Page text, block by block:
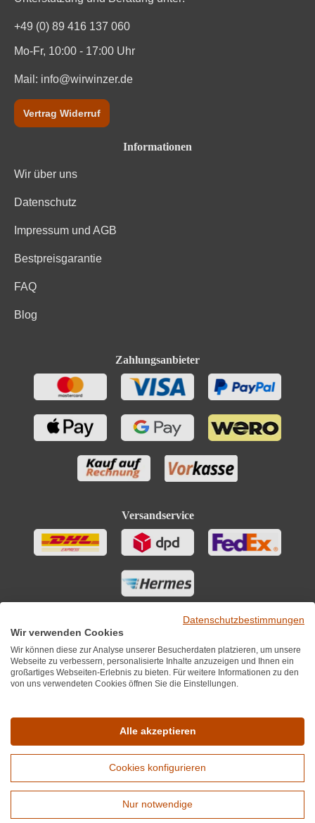
+49 (0) 89 416 137 060
Mo-Fr, 10:00 - 17:00 Uhr
Mail: info@wirwinzer.de
Vertrag Widerruf
Informationen
Wir über uns
Datenschutz
Impressum und AGB
Bestpreisgarantie
FAQ
Blog
Zahlungsanbieter
Versandservice
*Alle Preise inkl. MwST zzgl. 5,90€ Versandkosten je Winzer.
Versandkostenfrei ab 12 Flaschen je Winzer.
Copyright © 2010 - 2026 WirWinzer GmbH
Datenschutzbestimmungen
Wir verwenden Cookies
Wir können diese zur Analyse unserer Besucherdaten platzieren, um unsere
Webseite zu verbessern, personalisierte Inhalte anzuzeigen und Ihnen ein
großartiges Webseiten-Erlebnis zu bieten. Für weitere Informationen zu den
von uns verwendeten Cookies öffnen Sie die Einstellungen.
Alle akzeptieren
Cookies konfigurieren
Nur notwendige